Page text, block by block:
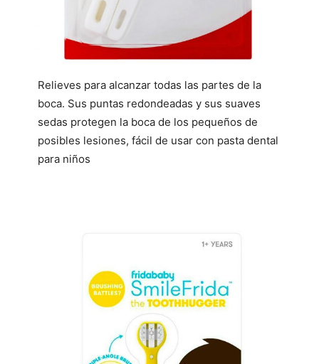
Relieves para alcanzar todas las partes de la
boca. Sus puntas redondeadas y sus suaves
sedas protegen la boca de los pequeños de
posibles lesiones, fácil de usar con pasta dental
para niños